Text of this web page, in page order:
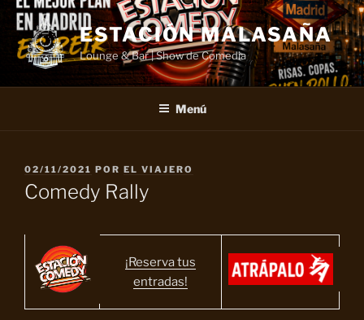
Saltar
contenido
ESTACIÓN MALASAÑA
Lounge & Bar | Show de Comedia
Menú
PUBLICADO
EL
02/11/2021 POR EL VIAJERO
Comedy Rally
¡Reserva tus
entradas!